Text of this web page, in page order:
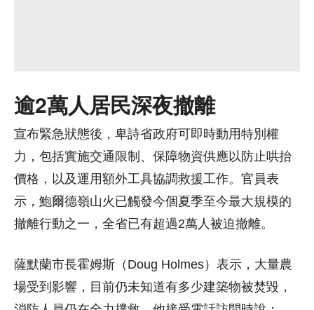
逾2萬人居民深夜撤離
宣布緊急狀態後，卑詩省政府可即時動用特別權
力，包括實施交通限制、保障物資供應以防止哄抬
價格，以及運用額外工具協調救援工作。官員表
示，鮑爾德嶺山火已觸發今個夏季至今最大規模的
撤離行動之一，全省已有超過2萬人被迫撤離。
薩默蘭市長霍姆斯（Doug Holmes）表示，大量農
場受到影響，目前仍未知道有多少建築物被焚毀，